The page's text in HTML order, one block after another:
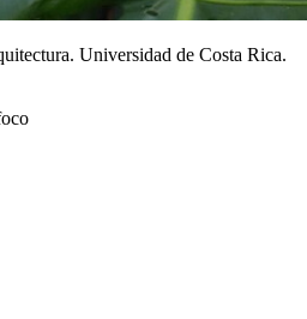
Universidad de Costa Rica.